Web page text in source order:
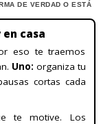
DE VERDAD O ESTÁ
casa
eso te traemos
Uno: organiza tu
cortas cada
te motive. Los